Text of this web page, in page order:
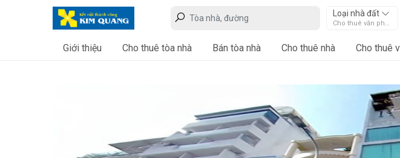
Loại nhà đất
Cho thuê văn phòng
Giới thiệu Cho thuê tòa nhà Bán tòa nhà Cho thuê nhà Cho thuê